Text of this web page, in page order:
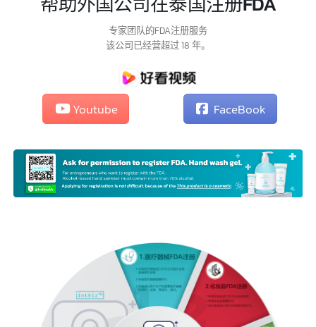
帮助外国公司在泰国注册FDA
帮助外国公司在泰国注册FDA
专家团队的FDA注册服务
该公司已经营超过 18 年。